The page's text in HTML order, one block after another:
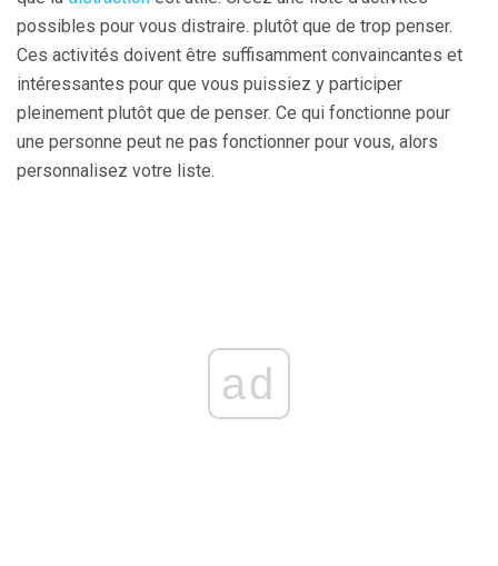
possibles pour vous distraire. plutôt que de trop penser.
Ces activités doivent être suffisamment convaincantes et
intéressantes pour que vous puissiez y participer
pleinement plutôt que de penser. Ce qui fonctionne pour
une personne peut ne pas fonctionner pour vous, alors
personnalisez votre liste.
ad